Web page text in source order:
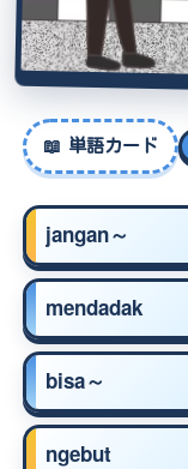
📖 単語カード
jangan～
mendadak
bisa～
ngebut